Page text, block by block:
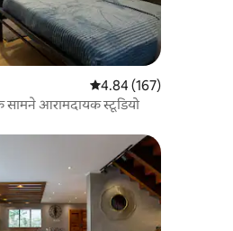
औसत रेटिंग 5 में से 4.84,
4.84 (167)
सामने आरामदायक स्टूडियो